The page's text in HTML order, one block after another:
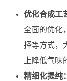
优化合成工
全面的优化
择等方式，
上降低气味
精细化提纯：